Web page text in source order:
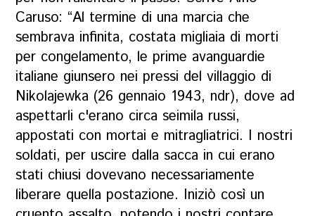
Caruso: “Al termine di una marcia che
sembrava infinita, costata migliaia di morti
per congelamento, le prime avanguardie
italiane giunsero nei pressi del villaggio di
Nikolajewka (26 gennaio 1943, ndr), dove ad
aspettarli c'erano circa seimila russi,
appostati con mortai e mitragliatrici. I nostri
soldati, per uscire dalla sacca in cui erano
stati chiusi dovevano necessariamente
liberare quella postazione. Iniziò così un